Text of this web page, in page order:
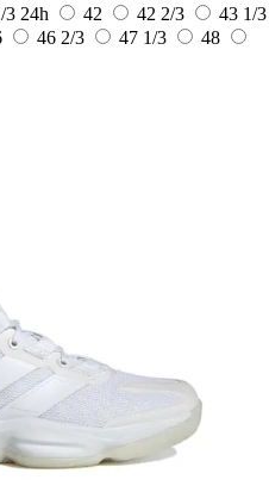
3 24h 42 42 2/3
43 1/3
46 2/3 47 1/3
48